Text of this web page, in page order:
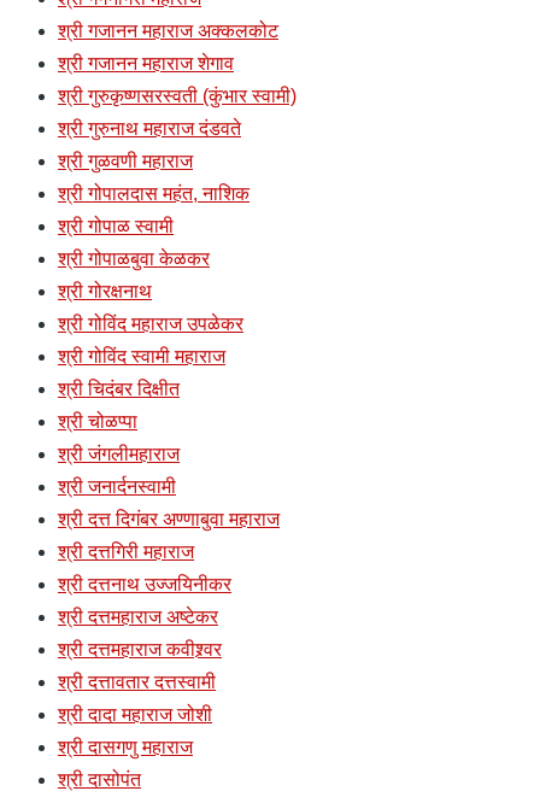
श्री गजानन महाराज अक्कलकोट
श्री गजानन महाराज शेगाव
श्री गुरुकृष्णसरस्वती (कुंभार स्वामी)
श्री गुरुनाथ महाराज दंडवते
श्री गुळवणी महाराज
श्री गोपालदास महंत, नाशिक
श्री गोपाळ स्वामी
श्री गोपाळबुवा केळकर
श्री गोरक्षनाथ
श्री गोविंद महाराज उपळेकर
श्री गोविंद स्वामी महाराज
श्री चिदंबर दिक्षीत
श्री चोळप्पा
श्री जंगलीमहाराज
श्री जनार्दनस्वामी
श्री दत्त दिगंबर अण्णाबुवा महाराज
श्री दत्तगिरी महाराज
श्री दत्तनाथ उज्जयिनीकर
श्री दत्तमहाराज अष्टेकर
श्री दत्तमहाराज कवीश्र्वर
श्री दत्तावतार दत्तस्वामी
श्री दादा महाराज जोशी
श्री दासगणु महाराज
श्री दासोपंत